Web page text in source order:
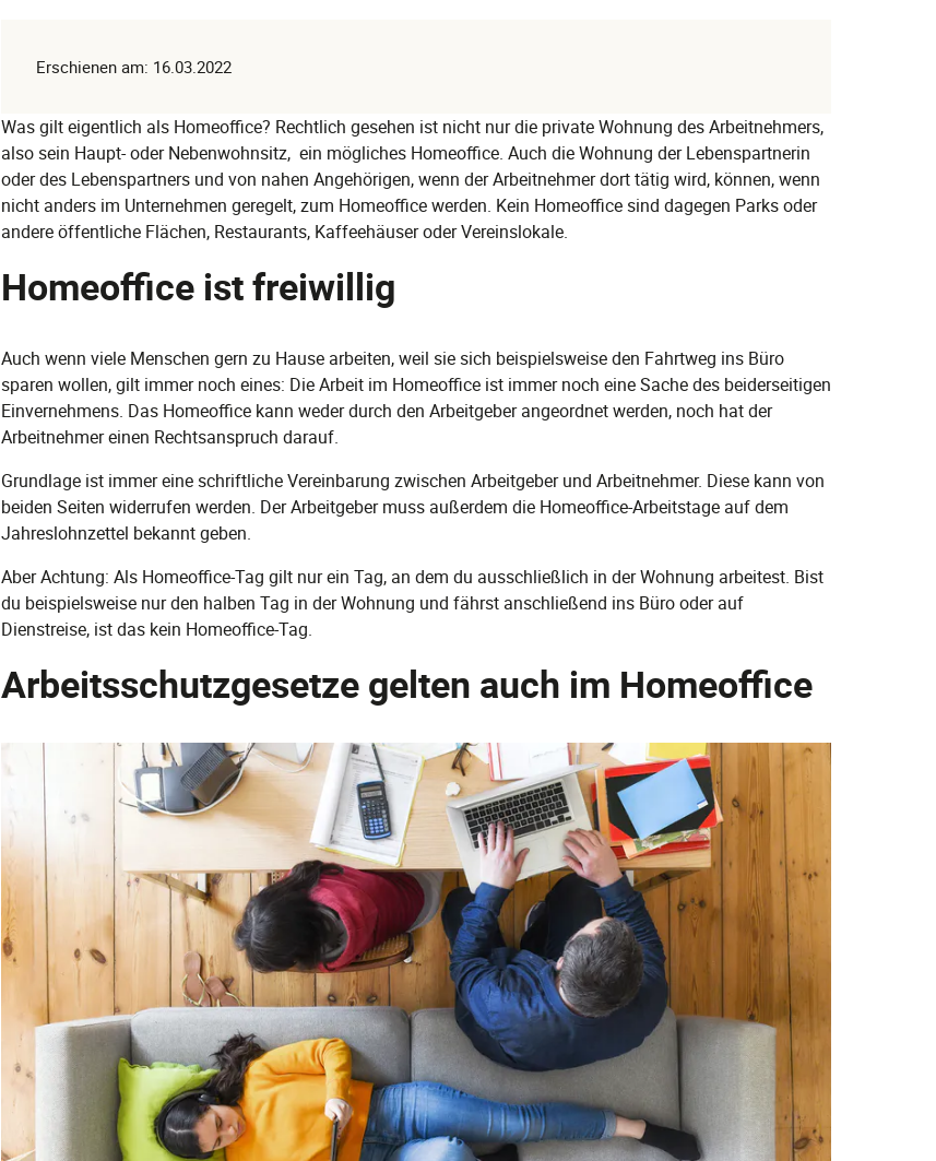
Erschienen am: 16.03.2022
Was gilt eigentlich als Homeoffice? Rechtlich gesehen ist nicht nur die private Wohnung des Arbeitnehmers,
also sein Haupt- oder Nebenwohnsitz, ein mögliches Homeoffice. Auch die Wohnung der Lebenspartnerin
oder des Lebenspartners und von nahen Angehörigen, wenn der Arbeitnehmer dort tätig wird, können, wenn
nicht anders im Unternehmen geregelt, zum Homeoffice werden. Kein Homeoffice sind dagegen Parks oder
andere öffentliche Flächen, Restaurants, Kaffeehäuser oder Vereinslokale.
Homeoffice ist freiwillig
Auch wenn viele Menschen gern zu Hause arbeiten, weil sie sich beispielsweise den Fahrtweg ins Büro
sparen wollen, gilt immer noch eines: Die Arbeit im Homeoffice ist immer noch eine Sache des beiderseitigen
Einvernehmens. Das Homeoffice kann weder durch den Arbeitgeber angeordnet werden, noch hat der
Arbeitnehmer einen Rechtsanspruch darauf.
Grundlage ist immer eine schriftliche Vereinbarung zwischen Arbeitgeber und Arbeitnehmer. Diese kann von
beiden Seiten widerrufen werden. Der Arbeitgeber muss außerdem die Homeoffice-Arbeitstage auf dem
Jahreslohnzettel bekannt geben.
Aber Achtung: Als Homeoffice-Tag gilt nur ein Tag, an dem du ausschließlich in der Wohnung arbeitest. Bist
du beispielsweise nur den halben Tag in der Wohnung und fährst anschließend ins Büro oder auf
Dienstreise, ist das kein Homeoffice-Tag.
Arbeitsschutzgesetze gelten auch im Homeoffice